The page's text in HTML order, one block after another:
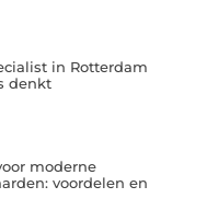
in Rotterdam
denkt
moderne
voordelen en